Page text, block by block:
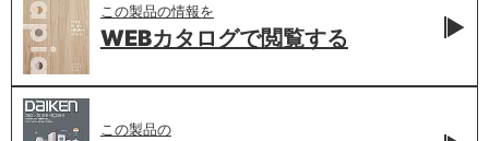
この製品の情報を
WEBカタログで閲覧する
この製品の